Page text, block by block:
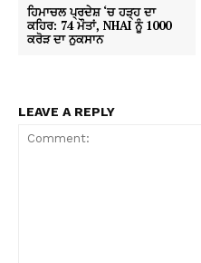
ਹਿਮਾਚਲ ਪ੍ਰਦੇਸ਼ ‘ਚ ਹੜ੍ਹ ਦਾ
ਕਹਿਰ: 74 ਮੌਤਾਂ, NHAI ਨੂੰ 1000
ਕਰੋੜ ਦਾ ਨੁਕਸਾਨ
LEAVE A REPLY